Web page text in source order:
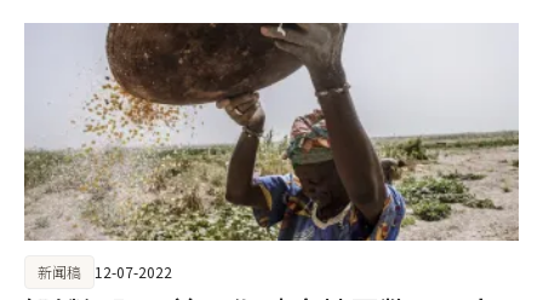
新闻稿 12-07-2022